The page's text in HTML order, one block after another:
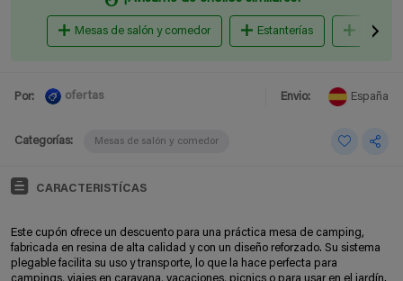
Mesas de salón y comedor Estanterías
Por: ofertas Envio: España
Categorías: Mesas de salón y comedor
CARACTERISTÍCAS
Este cupón ofrece un descuento para una práctica mesa de camping,
fabricada en resina de alta calidad y con un diseño reforzado. Su sistema
plegable facilita su uso y transporte, lo que la hace perfecta para
campings, viajes en caravana, vacaciones, picnics o para usar en el jardín.